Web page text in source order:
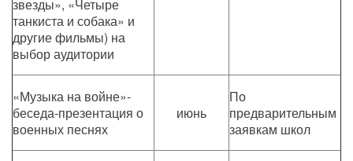
звезды», «Четыре
танкиста и собака» и
другие фильмы) на
выбор аудитории
«Музыка на войне»-
беседа-презентация о
военных песнях
июнь
По
предварительным
заявкам школ